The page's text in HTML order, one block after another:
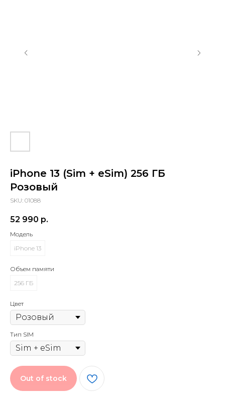
iPhone 13 (Sim + eSim) 256 ГБ
Розовый
SKU: 01088
52 990 р.
Модель
iPhone 13
Объем памяти
256 ГБ
Цвет
Тип SIM
Out of stock
Проложить маршрут